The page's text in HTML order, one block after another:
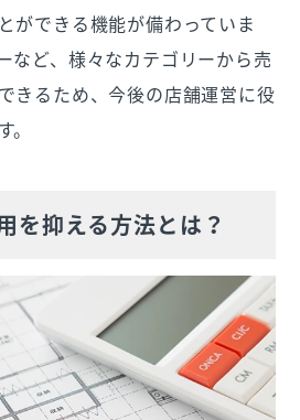
ができる機能が備わっていま
など、様々なカテゴリーから売
きるため、今後の店舗運営に役
を抑える方法とは？